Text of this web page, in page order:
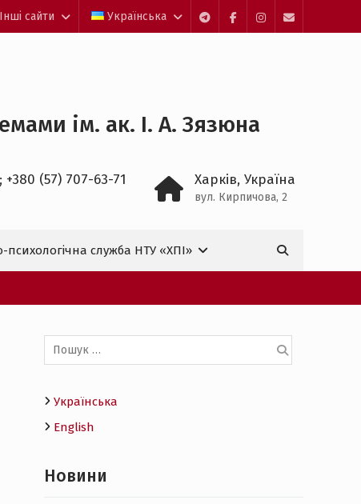
TelegramfacebookInstagram
Mail
Інші сайти Українська
ім. ак. І. А. Зязюна
(57) 707-63-71 Харків, Україна
вул. Кирпичова, 2
психологічна служба НТУ «ХПІ» 
Пошук:
Українська
English
Новини